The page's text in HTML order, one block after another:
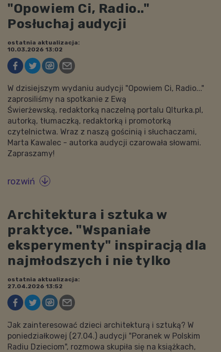
"Opowiem Ci, Radio.."
Posłuchaj audycji
ostatnia aktualizacja:
10.03.2026 13:02
W dzisiejszym wydaniu audycji "Opowiem Ci, Radio..."
zaprosiliśmy na spotkanie z Ewą
Świerżewską, redaktorką naczelną portalu Qlturka.pl,
autorką, tłumaczką, redaktorką i promotorką
czytelnictwa. Wraz z naszą gościnią i słuchaczami,
Marta Kawalec - autorka audycji czarowała słowami.
Zapraszamy!
rozwiń 
Architektura i sztuka w
praktyce. "Wspaniałe
eksperymenty" inspiracją dla
najmłodszych i nie tylko
ostatnia aktualizacja:
27.04.2026 13:52
Jak zainteresować dzieci architekturą i sztuką? W
poniedziałkowej (27.04.) audycji "Poranek w Polskim
Radiu Dzieciom", rozmowa skupiła się na książkach,